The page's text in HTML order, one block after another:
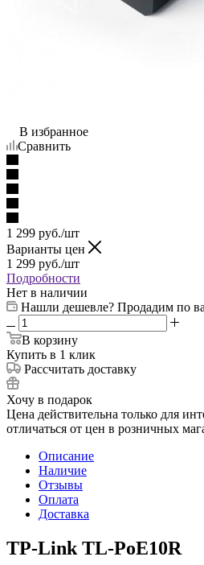
В избранное
Сравнить
1 299 руб./шт
Варианты цен
1 299 руб./шт
Подробности
Нет в наличии
Нашли дешевле? Продадим по
В корзину
Купить в 1 клик
Рассчитать доставку
Хочу в подарок
Цена действительна только для
отличаться от цен в розничных
Описание
Наличие
Отзывы
Оплата
Доставка
TP-Link TL-PoE10R